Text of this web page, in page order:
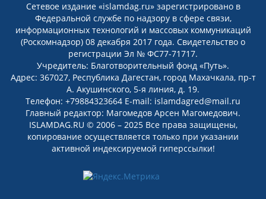
Сетевое издание «islamdag.ru» зарегистрировано в
Федеральной службе по надзору в сфере связи,
информационных технологий и массовых коммуникаций
(Роскомнадзор) 08 декабря 2017 года. Свидетельство о
регистрации Эл № ФС77-71717.
Учредитель: Благотворительный фонд «Путь».
Адрес: 367027, Республика Дагестан, город Махачкала, пр-т
А. Акушинского, 5-я линия, д. 19.
Телефон: +79884323664 E-mail: islamdagred@mail.ru
Главный редактор: Магомедов Арсен Магомедович.
ISLAMDAG.RU © 2006 – 2025 Все права защищены,
копирование осуществляется только при указании
активной индексируемой гиперссылки!